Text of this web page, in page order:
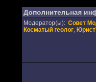
Дополнительная
Модератор(ы): Совет
Косматый геолог,